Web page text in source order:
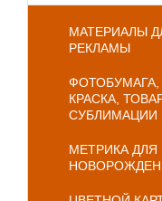
МАТЕРИАЛЫ
РЕКЛАМЫ
ФОТОБУМАГА,
КРАСКА,
СУБЛИМАЦИИ
МЕТРИКА ДЛЯ